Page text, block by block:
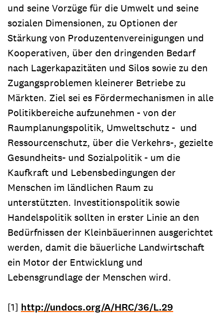
und seine Vorzüge für die Umwelt und seine
sozialen Dimensionen, zu Optionen der
Stärkung von Produzentenvereinigungen und
Kooperativen, über den dringenden Bedarf
nach Lagerkapazitäten und Silos sowie zu den
Zugangsproblemen kleinerer Betriebe zu
Märkten. Ziel sei es Fördermechanismen in alle
Politikbereiche aufzunehmen - von der
Raumplanungspolitik, Umweltschutz - und
Ressourcenschutz, über die Verkehrs-, gezielte
Gesundheits- und Sozialpolitik - um die
Kaufkraft und Lebensbedingungen der
Menschen im ländlichen Raum zu
unterstützten. Investitionspolitik sowie
Handelspolitik sollten in erster Linie an den
Bedürfnissen der Kleinbäuerinnen ausgerichtet
werden, damit die bäuerliche Landwirtschaft
ein Motor der Entwicklung und
Lebensgrundlage der Menschen wird.
[1] http://undocs.org/A/HRC/36/L.29